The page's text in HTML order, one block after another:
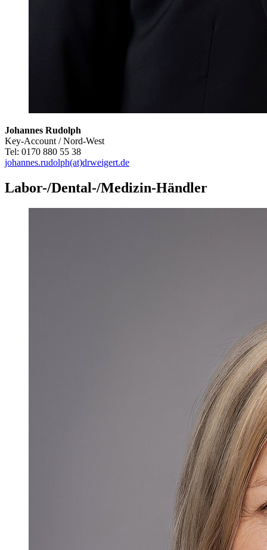
Johannes Rudolph
Key-Account / Nord-West
Tel: 0170 880 55 38
johannes.rudolph(at)drweigert.de
Labor-/Dental-/Medizin-Händler